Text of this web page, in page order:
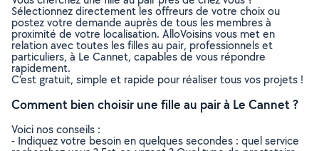
Sélectionnez directement les offreurs de votre choix ou
postez votre demande auprès de tous les membres à
proximité de votre localisation. AlloVoisins vous met en
relation avec toutes les filles au pair, professionnels et
particuliers, à Le Cannet, capables de vous répondre
rapidement.
C’est gratuit, simple et rapide pour réaliser tous vos projets !
Comment bien choisir une fille au pair à Le Cannet ?
Voici nos conseils :
- Indiquez votre besoin en quelques secondes : quel service